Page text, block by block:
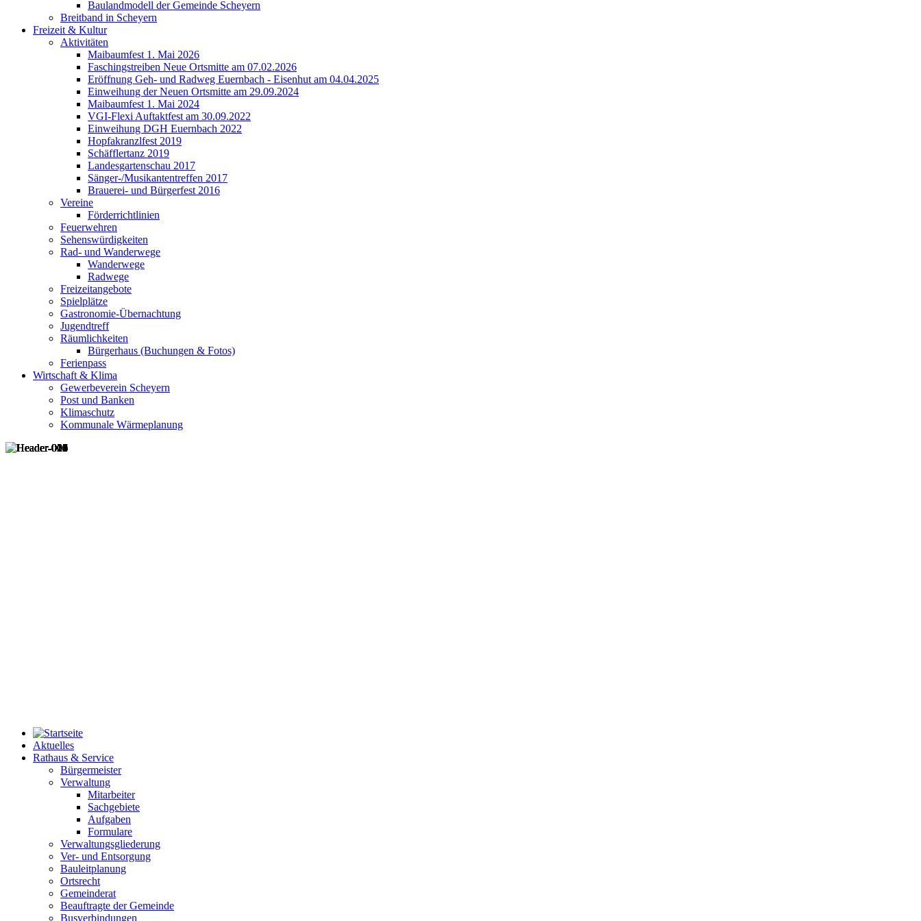
Baulandmodell der Gemeinde Scheyern
Breitband in Scheyern
Freizeit & Kultur
Aktivitäten
Maibaumfest 1. Mai 2026
Faschingstreiben Neue Ortsmitte am 07.02.2026
Eröffnung Geh- und Radweg Euernbach - Eisenhut am 04.04.2025
Einweihung der Neuen Ortsmitte am 29.09.2024
Maibaumfest 1. Mai 2024
VGI-Flexi Auftaktfest am 30.09.2022
Einweihung DGH Euernbach 2022
Hopfakranzlfest 2019
Schäfflertanz 2019
Landesgartenschau 2017
Sänger-/Musikantentreffen 2017
Brauerei- und Bürgerfest 2016
Vereine
Förderrichtlinien
Feuerwehren
Sehenswürdigkeiten
Rad- und Wanderwege
Wanderwege
Radwege
Freizeitangebote
Spielplätze
Gastronomie-Übernachtung
Jugendtreff
Räumlichkeiten
Bürgerhaus (Buchungen & Fotos)
Ferienpass
Wirtschaft & Klima
Gewerbeverein Scheyern
Post und Banken
Klimaschutz
Kommunale Wärmeplanung
Aktuelles
Rathaus & Service
Bürgermeister
Verwaltung
Mitarbeiter
Sachgebiete
Aufgaben
Formulare
Verwaltungsgliederung
Ver- und Entsorgung
Bauleitplanung
Ortsrecht
Gemeinderat
Beauftragte der Gemeinde
Busverbindungen